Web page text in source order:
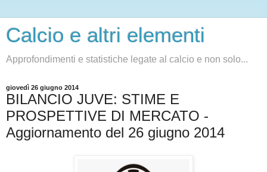
Calcio e altri elementi
Approfondimenti e statistiche legate al calcio e non solo...
giovedì 26 giugno 2014
BILANCIO JUVE: STIME E
PROSPETTIVE DI MERCATO -
Aggiornamento del 26 giugno 2014